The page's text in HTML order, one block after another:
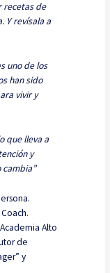
recetas de
Y revísala a
uno de los
han sido
vivir y
que lleva a
y
cambia”
Alto
de
y